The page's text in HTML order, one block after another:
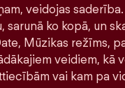
veidojas
sarunā ko kopā, un
Mūzikas režīms,
veidiem, kā
vai kam pa